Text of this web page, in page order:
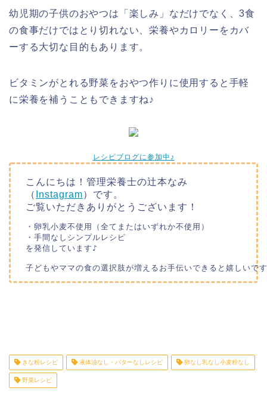
幼児期の子供のおやつは「楽しみ」なだけでなく、3食
の食事だけではとり切れない、栄養やカロリーをカバ
ーする大切な目的もあります。
ビタミンがとれる野菜をおやつ作りに使用すると手軽
に栄養を補うこともできますね♪
レシピブログに参加中♪
こんにちは！管理栄養士の辻本なみ
（ Instagram）です。
ご覧いただきありがとうございます！
・卵乳小麦不使用（全てまたはいずれか不使用）
・手間なしシンプルレシピ
を発信しています♪
子どもやママの食の選択肢が増えるお手伝いできると嬉しいで
きな粉レシピ 液体油なし・バターなしレシピ 卵なし乳なし小麦粉なし
野菜レシピ